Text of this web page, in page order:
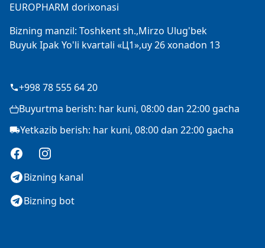
EUROPHARM dorixonasi
Bizning manzil: Toshkent sh.,Mirzo Ulug'bek
Buyuk Ipak Yo'li kvartali «Ц1»,uy 26 xonadon 13
+998 78 555 64 20
Buyurtma berish: har kuni, 08:00 dan 22:00 gacha
Yetkazib berish: har kuni, 08:00 dan 22:00 gacha
FacebookInstagram
Bizning kanal
Bizning bot